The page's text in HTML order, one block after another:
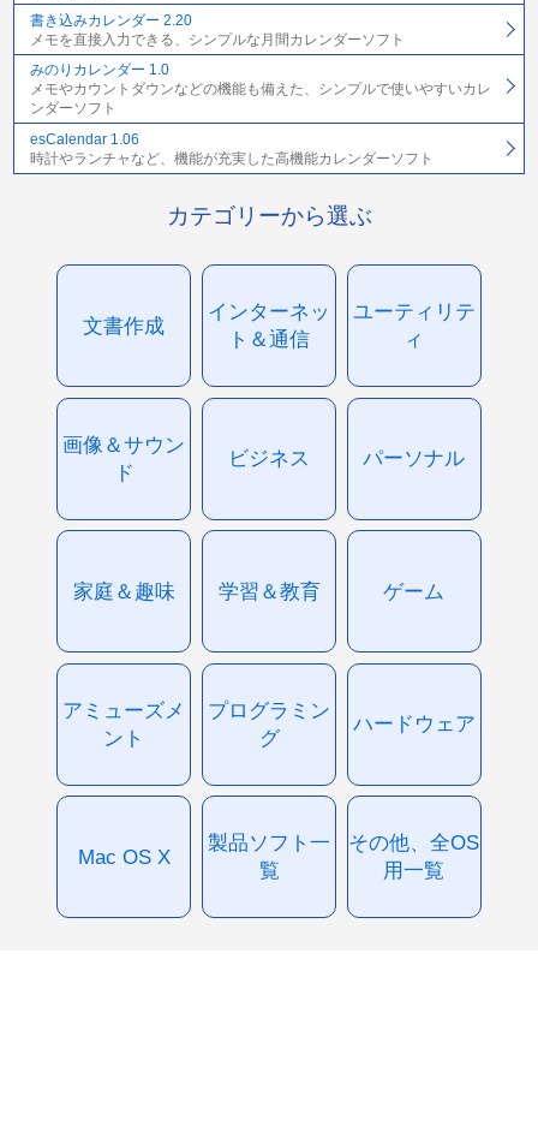
書き込みカレンダー 2.20
メモを直接入力できる、シンプルな月間カレンダーソフト
みのりカレンダー 1.0
メモやカウントダウンなどの機能も備えた、シンプルで使いやすいカレ
ンダーソフト
esCalendar 1.06
時計やランチャなど、機能が充実した高機能カレンダーソフト
カテゴリーから選ぶ
文書作成
インターネッ
ト＆通信
ユーティリテ
ィ
画像＆サウン
ド
ビジネス パーソナル
家庭＆趣味 学習＆教育 ゲーム
アミューズメ
ント
プログラミン
グ
ハードウェア
Mac OS X
製品ソフト一
覧
その他、全OS
用一覧